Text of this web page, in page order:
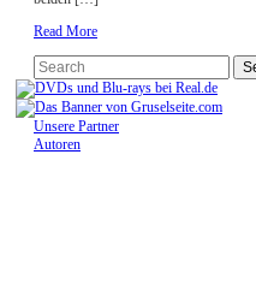
Read More
Unsere Partner
Autoren